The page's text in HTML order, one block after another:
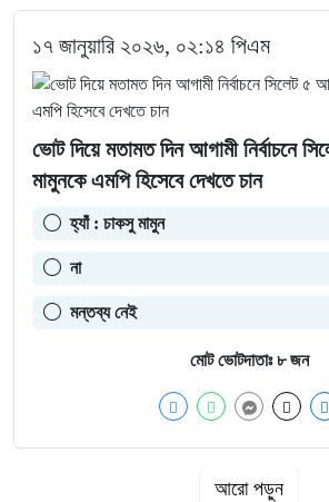
১৭ জানুয়ারি ২০২৬, ০২:১৪ পিএম
ভোট দিয়ে মতামত দিন আগামী নির্বাচনে
মামুনকে এমপি হিসেবে দেখতে চান
হ্যাঁ : চাকসু মামুন
না
মন্তব্য নেই
মোট ভোটদাতাঃ৮জন
আরো পড়ুন